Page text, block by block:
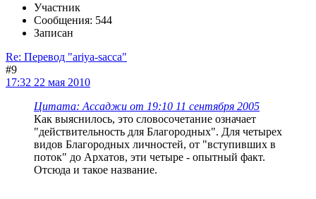
Участник
Сообщения: 544
Записан
Re: Перевод "ariya-sacca"
#9
17:32 22 мая 2010
Цитата: Ассаджи от 19:10 11 сентября 2005
Как выяснилось, это словосочетание означает
"действительность для Благородных". Для четырех
видов Благородных личностей, от "вступивших в
поток" до Архатов, эти четыре - опытный факт.
Отсюда и такое название.